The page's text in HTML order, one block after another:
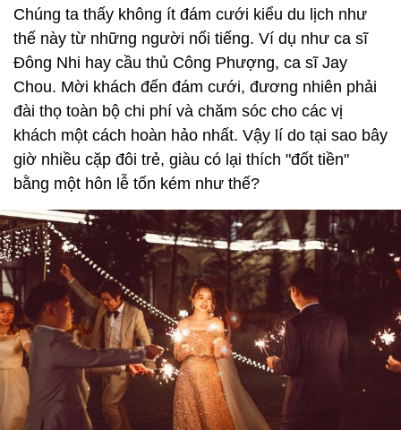
Chúng ta thấy không ít đám cưới kiểu du lịch như
thế này từ những người nổi tiếng. Ví dụ như ca sĩ
Đông Nhi hay cầu thủ Công Phượng, ca sĩ Jay
Chou. Mời khách đến đám cưới, đương nhiên phải
đài thọ toàn bộ chi phí và chăm sóc cho các vị
khách một cách hoàn hảo nhất. Vậy lí do tại sao bây
giờ nhiều cặp đôi trẻ, giàu có lại thích "đốt tiền"
bằng một hôn lễ tốn kém như thế?